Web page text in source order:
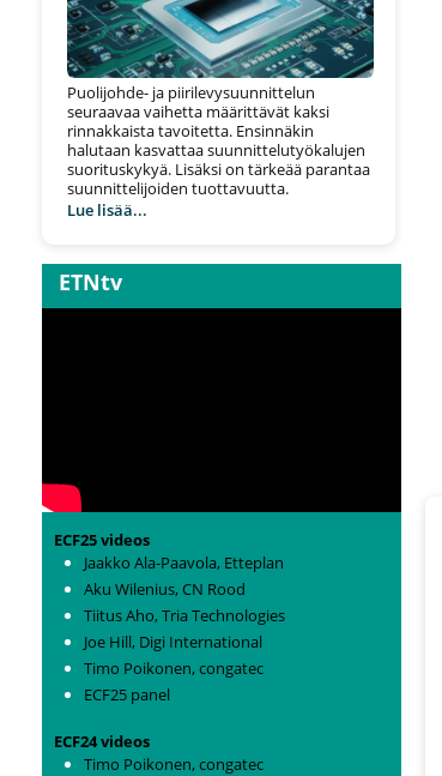
Puolijohde- ja piirilevysuunnittelun
seuraavaa vaihetta määrittävät kaksi
rinnakkaista tavoitetta. Ensinnäkin
halutaan kasvattaa suunnittelutyökalujen
suorituskykyä. Lisäksi on tärkeää parantaa
suunnittelijoiden tuottavuutta.
Lue lisää...
ETNtv
ECF25 videos
Jaakko Ala-Paavola, Etteplan
Aku Wilenius, CN Rood
Tiitus Aho, Tria Technologies
Joe Hill, Digi International
Timo Poikonen, congatec
ECF25 panel
ECF24 videos
Timo Poikonen, congatec